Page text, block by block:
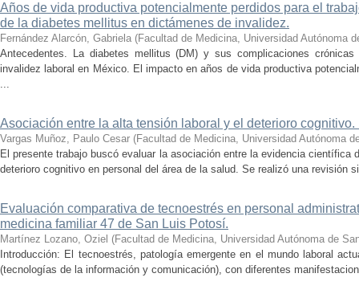
Años de vida productiva potencialmente perdidos para el
de la diabetes mellitus en dictámenes de invalidez.
Fernández Alarcón, Gabriela (Facultad de Medicina, Universidad Autónoma
Antecedentes. La diabetes mellitus (DM) y sus complicaciones
invalidez laboral en México. El impacto en años de vida productiva
...
Asociación entre la alta tensión laboral y el deterioro
Vargas Muñoz, Paulo Cesar (Facultad de Medicina, Universidad Autónoma
El presente trabajo buscó evaluar la asociación entre la evidencia científica
deterioro cognitivo en personal del área de la salud. Se realizó una revisión
Evaluación comparativa de tecnoestrés en personal
medicina familiar 47 de San Luis Potosí.
Martínez Lozano, Oziel (Facultad de Medicina, Universidad Autónoma de
Introducción: El tecnoestrés, patología emergente en el mundo laboral
(tecnologías de la información y comunicación), con diferentes